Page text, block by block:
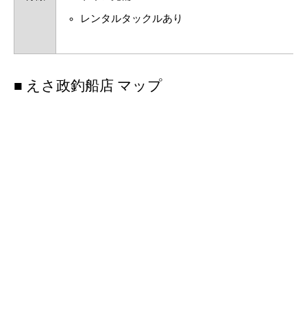
レンタルタックルあり
■ えさ政釣船店 マップ